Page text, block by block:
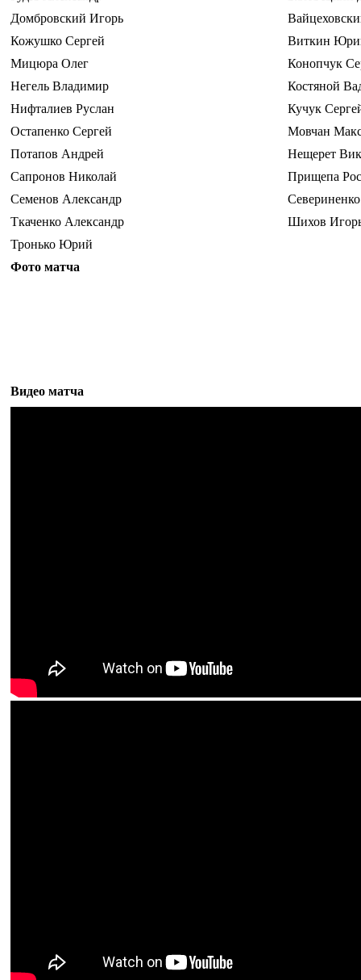
Домбровский Игорь
Кожушко Сергей
Виткин
Мицюра Олег
Конопчук
Негель Владимир
Костяной
Нифталиев Руслан
Кучук
Остапенко Сергей
Мовчан
Потапов Андрей
Нещерет
Сапронов Николай
Прищепа
Семенов Александр
Ткаченко Александр
Шихов
Тронько Юрий
Фото матча
Видео матча